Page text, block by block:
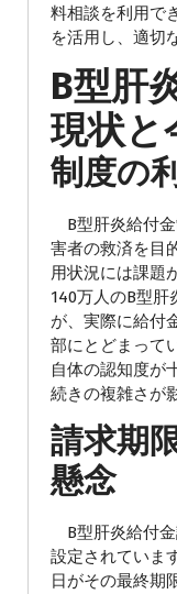
料相談を利用で
を活用し、適切
B型肝
現状と
制度の
B型肝炎給付
害者の救済を目
用状況には課題
140万人のB型
が、実際に給付
部にとどまって
自体の認知度が
続きの複雑さが
請求期
懸念
B型肝炎給付
設定されていま
日がその最終期